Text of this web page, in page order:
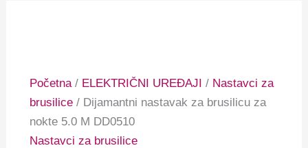
Početna / ELEKTRIČNI UREĐAJI / Nastavci za
brusilice / Dijamantni nastavak za brusilicu za
nokte 5.0 M DD0510
Nastavci za brusilice